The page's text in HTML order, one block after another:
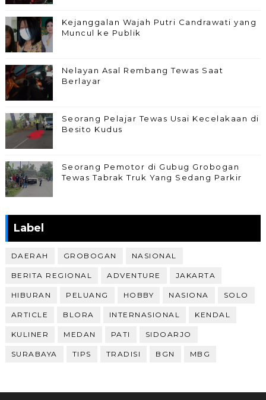
Kejanggalan Wajah Putri Candrawati yang
Muncul ke Publik
Nelayan Asal Rembang Tewas Saat
Berlayar
Seorang Pelajar Tewas Usai Kecelakaan di
Besito Kudus
Seorang Pemotor di Gubug Grobogan
Tewas Tabrak Truk Yang Sedang Parkir
Label
DAERAH GROBOGAN NASIONAL
BERITA REGIONAL ADVENTURE JAKARTA
HIBURAN PELUANG HOBBY NASIONA SOLO
ARTICLE BLORA INTERNASIONAL KENDAL
KULINER MEDAN PATI SIDOARJO
SURABAYA TIPS TRADISI BGN MBG